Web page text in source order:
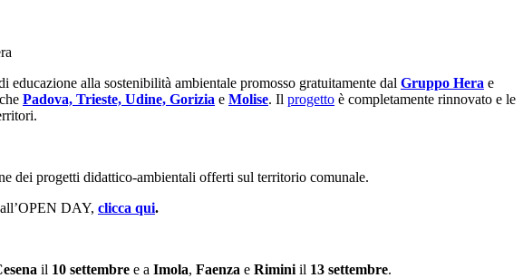
educazione alla sostenibilità ambientale promosso gratuitamente dal Gruppo Hera e
Padova, Trieste, Udine, Gorizia e Molise. Il progetto è completamente rinnovato e le
dei progetti didattico-ambientali offerti sul territorio comunale.
DAY, clicca qui.
il 10 settembre e a Imola, Faenza e Rimini il 13 settembre.